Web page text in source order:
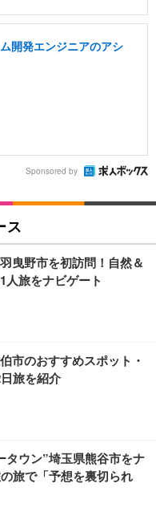
開発エンジニアのアシ
Sponsored by
ス
曳野市を初訪問！自然＆
人旅をナビゲート
市のおすすめスポット・
旅を紹介
タウン”埼玉県熊谷市をナ
旅で「予想を裏切られ